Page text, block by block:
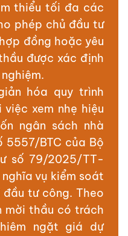
thiểu tối đa các
phép chủ đầu tư
đồng hoặc yêu
được xác định
hóa quy trình
xem nhẹ hiệu
ngân sách nhà
5557/BTC của Bộ
số 79/2025/TT-
vụ kiểm soát
tư công. Theo
mời thầu có trách
ngặt giá dự